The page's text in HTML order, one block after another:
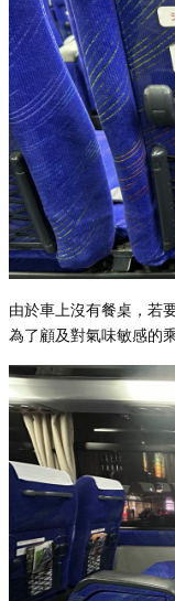
由於車上沒有餐桌，若
為了顧及對氣味敏感的